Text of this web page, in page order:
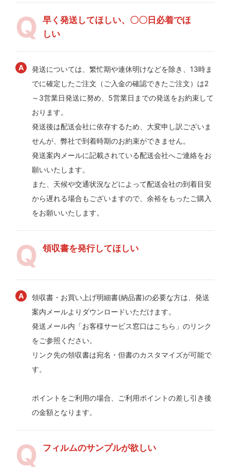
早く発送してほしい、〇〇日必着でほ
しい
発送については、繁忙期や連休明けなどを除き、13時ま
でに確定したご注文（ご入金の確認できたご注文）は2
～3営業日発送に努め、5営業日までの発送をお約束して
おります。
発送後は配送会社に依存するため、大変申し訳ございま
せんが、弊社で到着時期のお約束ができません。
発送案内メールに記載されている配送会社へご連絡をお
願いいたします。
また、天候や交通状況などによって配送会社の到着目安
から遅れる場合もございますので、余裕をもったご購入
をお願いいたします。
領収書を発行してほしい
領収書・お買い上げ明細書(納品書)の必要な方は、発送
案内メールよりダウンロードいただけます。
発送メール内「お客様サービス窓口はこちら」のリンク
をご参照ください。
リンク先の領収書は宛名・但書のカスタマイズが可能で
す。
ポイントをご利用の場合、ご利用ポイントの差し引き後
の金額となります。
フィルムのサンプルが欲しい